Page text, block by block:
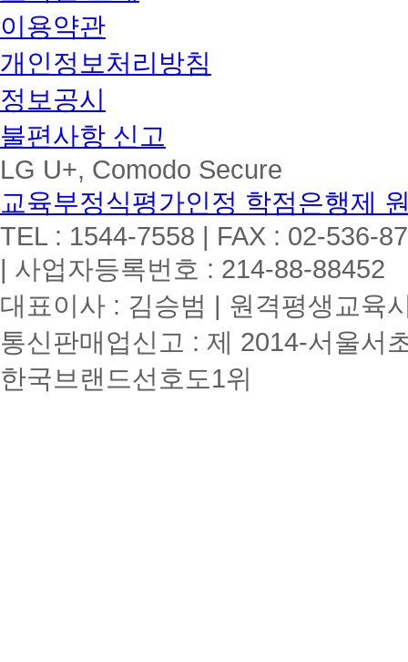
이용약관
개인정보처리방침
정보공시
불편사항 신고
LG U+, Comodo Secure
교육부정식평가인정 학점은행제
TEL : 1544-7558 | FAX : 02-536-
| 사업자등록번호 : 214-88-88452
대표이사 : 김승범 | 원격평생교육
통신판매업신고 : 제 2014-서울서
한국브랜드선호도1위